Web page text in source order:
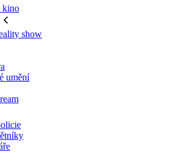
kino
show
umění